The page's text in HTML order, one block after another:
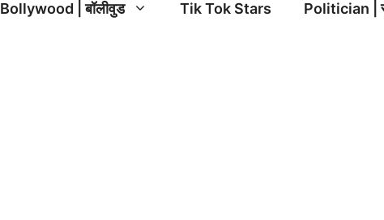
Bollywood | बॉलीवुड Tik Tok Stars Politician |